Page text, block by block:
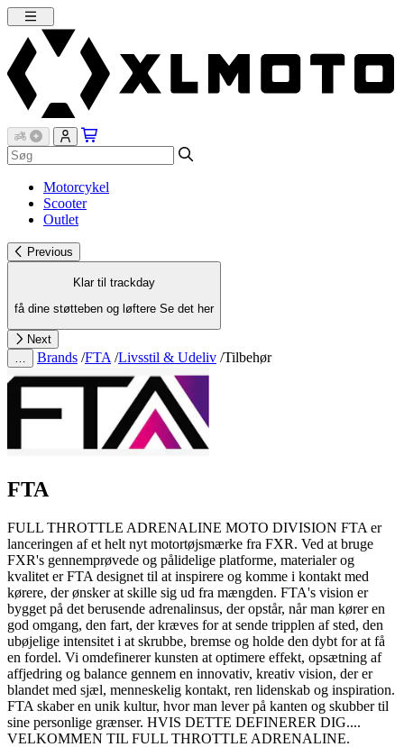
Motorcykel
Scooter
Outlet
Previous
Klar til trackday
få dine støtteben og løftere Se det her
Next
Brands /FTA /Livsstil & Udeliv /Tilbehør
FTA
FULL THROTTLE ADRENALINE MOTO DIVISION FTA er
lanceringen af et helt nyt motortøjsmærke fra FXR. Ved at bruge
FXR's gennemprøvede og pålidelige platforme, materialer og
kvalitet er FTA designet til at inspirere og komme i kontakt med
kørere, der ønsker at skille sig ud fra mængden. FTA's vision er
bygget på det berusende adrenalinsus, der opstår, når man kører en
god omgang, den fart, der kræves for at sende tripplen af sted, den
ubøjelige intensitet i at skrubbe, bremse og holde den dybt for at få
en fordel. Vi omdefinerer kunsten at optimere effekt, opsætning af
affjedring og balance gennem en innovativ, kreativ vision, der er
blandet med sjæl, menneskelig kontakt, ren lidenskab og inspiration.
FTA skaber en unik kultur, hvor man lever på kanten og skubber til
sine personlige grænser. HVIS DETTE DEFINERER DIG....
VELKOMMEN TIL FULL THROTTLE ADRENALINE.